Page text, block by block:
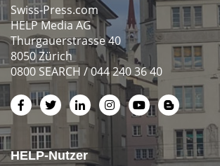
Swiss-Press.com
HELP Media AG
Thurgauerstrasse 40
8050 Zürich
0800 SEARCH / 044 240 36 40
HELP-Nutzer